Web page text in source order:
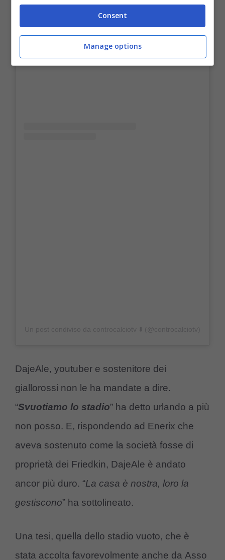
DajeAle, youtuber e sostenitore dei
giallorossi non le ha mandate a dire.
“Svuotiamo lo stadio” ha detto urlando a più
non posso. E, rispondendo ad Enerix che
aveva sostenuto come la società fosse di
proprietà dei Friedkin, DajeAle è andato
ancor più duro. “La casa è nostra, loro la
gestiscono” ha sottolineato.
Una tesi, quella dello stadio vuoto, che è
stata accolta favorevolmente anche da Asso
Consent
Manage options